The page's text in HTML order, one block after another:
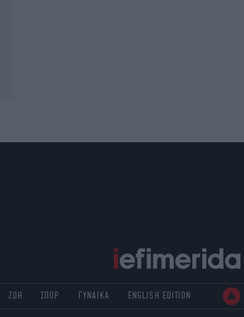
ΖΩΗ ΣΠΟΡ ΓΥΝΑΙΚΑ ENGLISH EDITION